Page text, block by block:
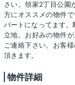
さい。領家2丁目公園
方にオススメの物件
パートになってます
立地。お好みの物件
ご連絡下さい。お客
頂きます。
物件詳細